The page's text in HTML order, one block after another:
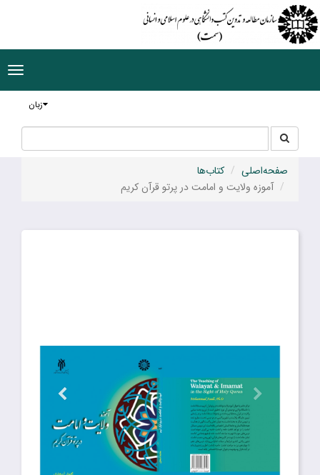
زبان
جستجو
در
سایت
صفحه‌اصلی
کتاب‌ها
آموزه ولایت و امامت در پرتو قرآن کریم